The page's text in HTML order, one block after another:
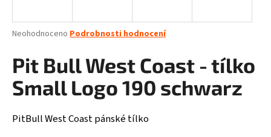
Průměrné
produktu
je
0,0
z
hvězdiček.
Neohodnoceno Podrobnosti hodnocení
Pit Bull West Coast - tílko
Small Logo 190 schwarz
PitBull West Coast pánské tílko
j
t
?